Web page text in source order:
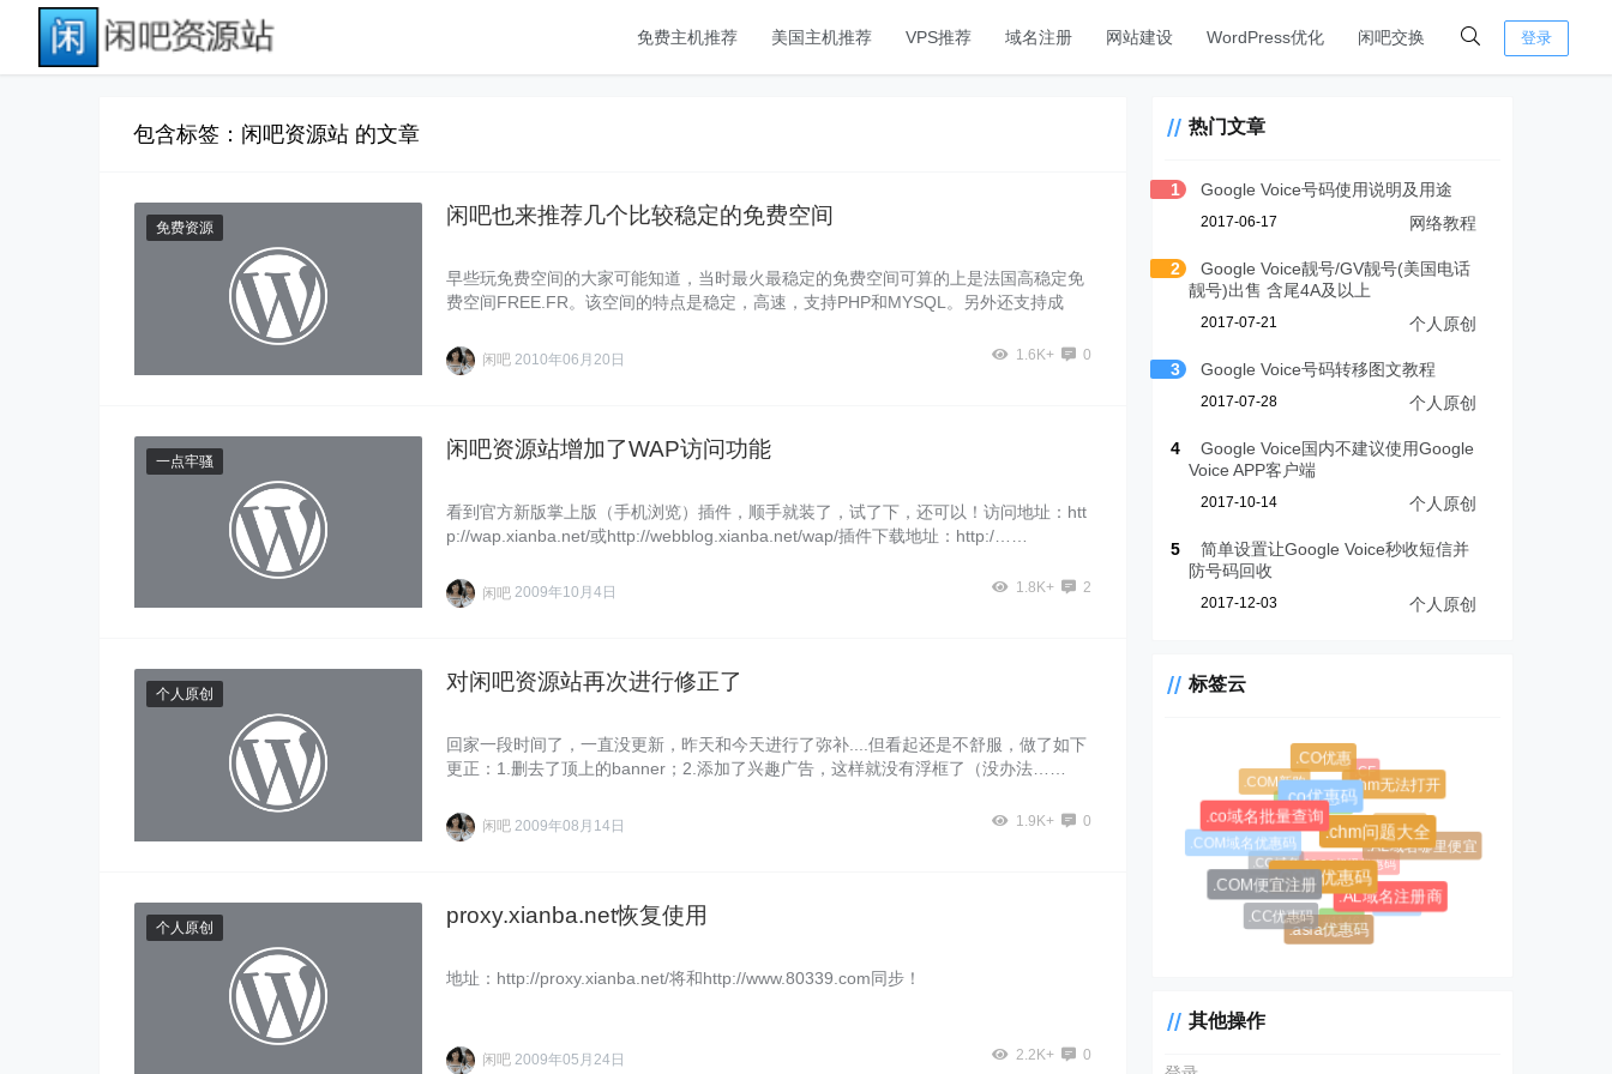
免费主机推荐 美国主机推荐 VPS推荐 域名注册 网站建设 WordPress优化 闲吧交换 登录
包含标签：闲吧资源站 的文章
免费资源 闲吧也来推荐几个比较稳定的免费空间
早些玩免费空间的大家可能知道，当时最火最稳定的免费空间可算的上是法国高稳定免
费空间FREE.FR。该空间的特点是稳定，高速，支持PHP和MYSQL。另外还支持成
闲吧 2010年06月20日 1.6K+ 0
一点牢骚 闲吧资源站增加了WAP访问功能
看到官方新版掌上版（手机浏览）插件，顺手就装了，试了下，还可以！访问地址：htt
p://wap.xianba.net/或http://webblog.xianba.net/wap/插件下载地址：http:/……
闲吧 2009年10月4日 1.8K+ 2
个人原创 对闲吧资源站再次进行修正了
回家一段时间了，一直没更新，昨天和今天进行了弥补....但看起还是不舒服，做了如下
更正：1.删去了顶上的banner；2.添加了兴趣广告，这样就没有浮框了（没办法……
闲吧 2009年08月14日 1.9K+ 0
个人原创 proxy.xianba.net恢复使用
地址：http://proxy.xianba.net/将和http://www.80339.com同步！
闲吧 2009年05月24日 2.2K+ 0
热门文章
1 Google Voice号码使用说明及用途
2017-06-17 网络教程
2
Google Voice靓号/GV靓号(美国电话
靓号)出售 含尾4A及以上
2017-07-21 个人原创
3 Google Voice号码转移图文教程
2017-07-28 个人原创
4
Google Voice国内不建议使用Google
Voice APP客户端
2017-10-14 个人原创
5
简单设置让Google Voice秒收短信并
防号码回收
2017-12-03 个人原创
标签云
#1045
#1146
$0.99超级优惠码
.AL域名
.AL域名哪里便宜
.AL域名注册商
.asia优惠码
.CC优惠码
.CC域名
.CC域名注册
.CF
.chm无法打开
.chm问题大全
.COM优惠码
.COM便宜注册
.COM域名优惠码
.COM新购
.CO优惠
.co优惠码
.co域名批量查询
其他操作